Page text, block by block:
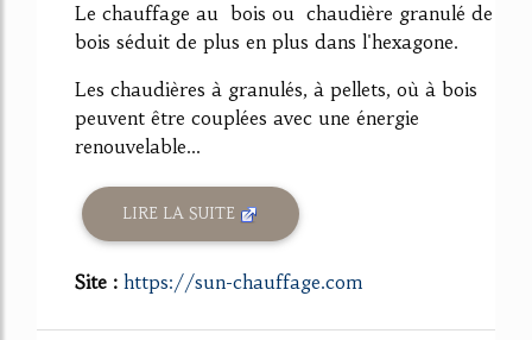
Le chauffage au bois ou chaudière granulé de
bois séduit de plus en plus dans l'hexagone.
Les chaudières à granulés, à pellets, où à bois
peuvent être couplées avec une énergie
renouvelable...
LIRE LA SUITE
Site : https://sun-chauffage.com